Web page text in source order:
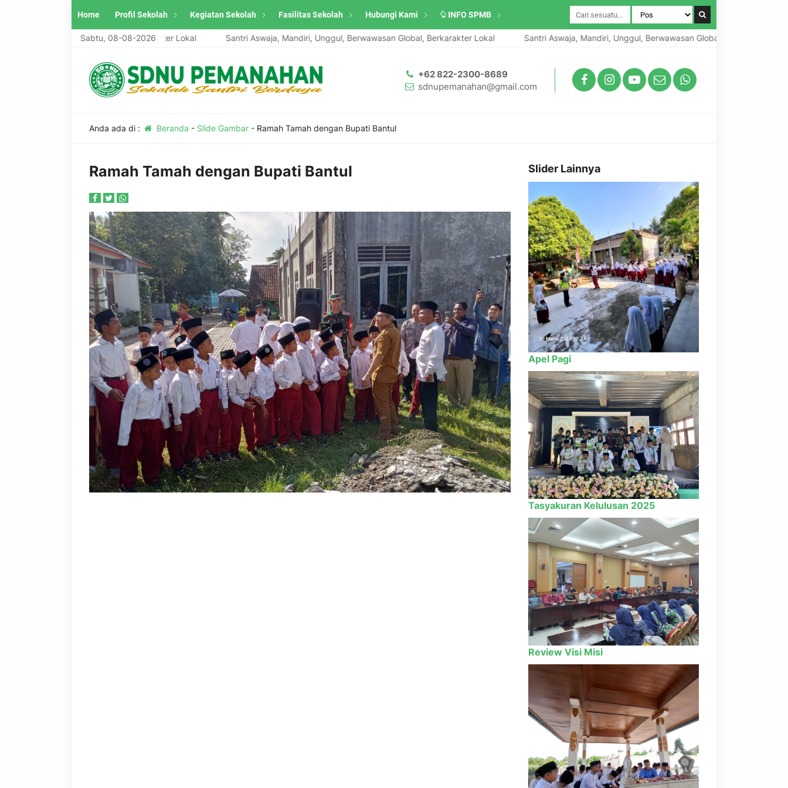
Home Profil Sekolah Kegiatan Sekolah Fasilitas Sekolah Hubungi Kami INFO SPMB
Sabtu, 08-08-2026
Berwawasan Global, Berkarakter Lokal Santri Aswaja, Mandiri, Unggul, Berwawasan Global, Berkarakter Lokal Santri Aswaja, Mandiri, Unggul, Berwawasan Global, Berkarakter Lokal
+62 822-2300-8689
sdnupemanahan@gmail.com
Anda ada di : Beranda - Slide Gambar- Ramah Tamah dengan Bupati Bantul
Ramah Tamah dengan Bupati Bantul Slider Lainnya
Apel Pagi
Tasyakuran Kelulusan 2025
Review Visi Misi